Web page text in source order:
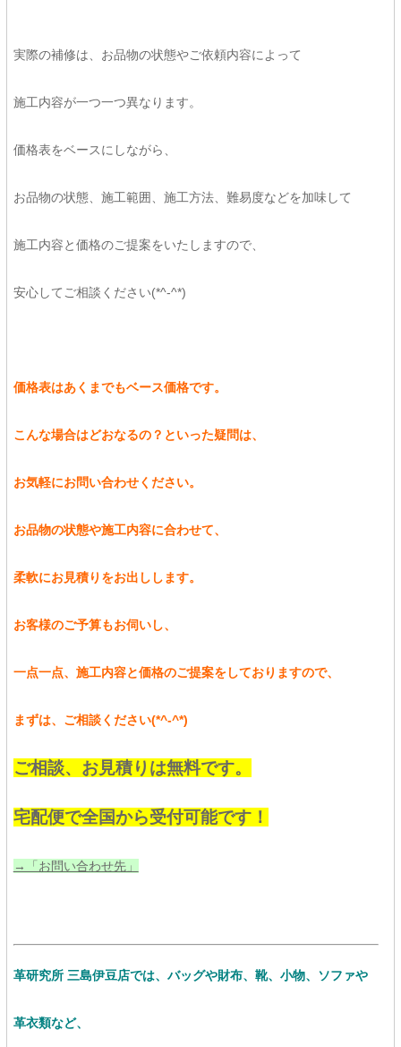
実際の補修は、お品物の状態やご依頼内容によって
施工内容が一つ一つ異なります。
価格表をベースにしながら、
お品物の状態、施工範囲、施工方法、難易度などを加味して
施工内容と価格のご提案をいたしますので、
安心してご相談ください(*^-^*)
価格表はあくまでもベース価格です。
こんな場合はどおなるの？といった疑問は、
お気軽にお問い合わせください。
お品物の状態や施工内容に合わせて、
柔軟にお見積りをお出しします。
お客様のご予算もお伺いし、
一点一点、施工内容と価格のご提案をしておりますので、
まずは、ご相談ください(*^-^*)
ご相談、お見積りは無料です。
宅配便で全国から受付可能です！
→「お問い合わせ先」
革研究所 三島伊豆店では、バッグや財布、靴、小物、ソファや
革衣類など、